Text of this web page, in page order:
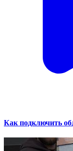
Как подключить